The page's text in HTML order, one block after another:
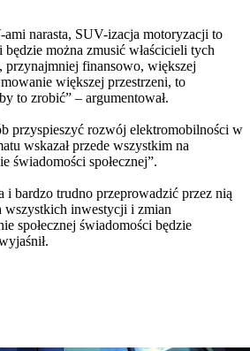
narasta, SUV-izacja motoryzacji to
będzie można zmusić właścicieli tych
przynajmniej finansowo, większej
większej przestrzeni, to
to zrobić” – argumentował.
przyspieszyć rozwój elektromobilności w
wskazał przede wszystkim na
świadomości społecznej”.
i bardzo trudno przeprowadzić przez nią
inwestycji i zmian
społecznej świadomości będzie